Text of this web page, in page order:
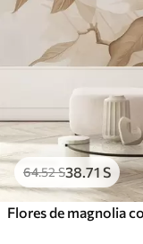
64.52S38 .71 S